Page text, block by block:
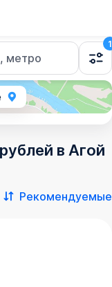
метро
1
в Агой
Рекомендуемые